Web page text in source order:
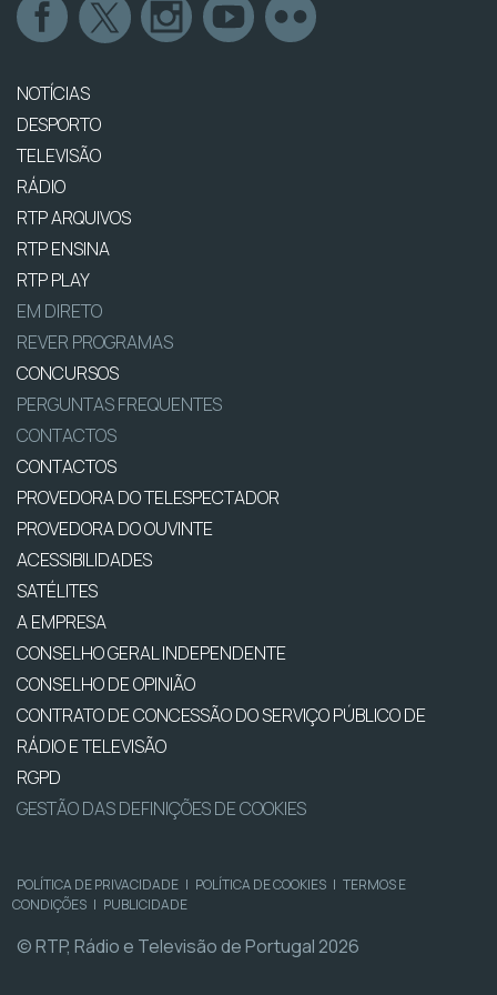
NOTÍCIAS
DESPORTO
TELEVISÃO
RÁDIO
RTP ARQUIVOS
RTP ENSINA
RTP PLAY
EM DIRETO
REVER PROGRAMAS
CONCURSOS
PERGUNTAS FREQUENTES
CONTACTOS
CONTACTOS
PROVEDORA DO TELESPECTADOR
PROVEDORA DO OUVINTE
ACESSIBILIDADES
SATÉLITES
A EMPRESA
CONSELHO GERAL INDEPENDENTE
CONSELHO DE OPINIÃO
CONTRATO DE CONCESSÃO DO SERVIÇO PÚBLICO DE
RÁDIO E TELEVISÃO
RGPD
GESTÃO DAS DEFINIÇÕES DE COOKIES
POLÍTICA DE PRIVACIDADE | POLÍTICA DE COOKIES | TERMOS E
CONDIÇÕES | PUBLICIDADE
© RTP, Rádio e Televisão de Portugal 2026